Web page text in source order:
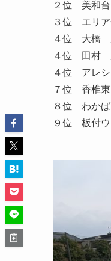
２位 美和
３位 エリ
４位 大橋
４位 田村
４位 アレ
７位 香椎
８位 わか
９位 板付